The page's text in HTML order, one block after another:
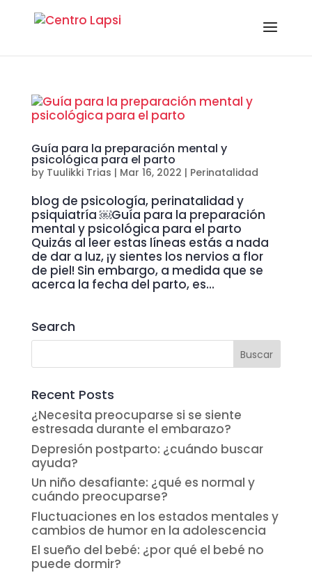
Guía para la preparación mental y
psicológica para el parto
by Tuulikki Trias | Mar 16, 2022 | Perinatalidad
blog de psicología, perinatalidad y
psiquiatría ￼Guía para la preparación
mental y psicológica para el parto
Quizás al leer estas líneas estás a nada
de dar a luz, ¡y sientes los nervios a flor
de piel! Sin embargo, a medida que se
acerca la fecha del parto, es...
Search
Recent Posts
¿Necesita preocuparse si se siente
estresada durante el embarazo?
Depresión postparto: ¿cuándo buscar
ayuda?
Un niño desafiante: ¿qué es normal y
cuándo preocuparse?
Fluctuaciones en los estados mentales y
cambios de humor en la adolescencia
El sueño del bebé: ¿por qué el bebé no
puede dormir?